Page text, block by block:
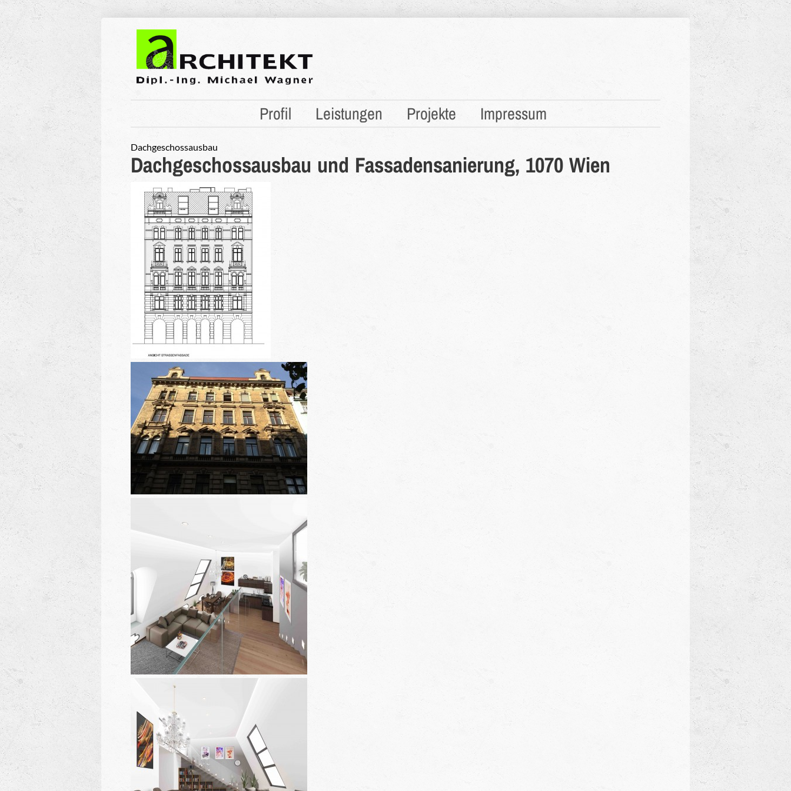
Profil Leistungen Projekte Impressum
Dachgeschossausbau
Dachgeschossausbau und Fassadensanierung, 1070 Wien